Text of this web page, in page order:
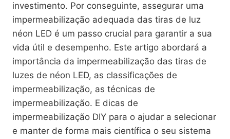
investimento. Por conseguinte, assegurar uma
impermeabilização adequada das tiras de luz
néon LED é um passo crucial para garantir a sua
vida útil e desempenho. Este artigo abordará a
importância da impermeabilização das tiras de
luzes de néon LED, as classificações de
impermeabilização, as técnicas de
impermeabilização. E dicas de
impermeabilização DIY para o ajudar a selecionar
e manter de forma mais científica o seu sistema